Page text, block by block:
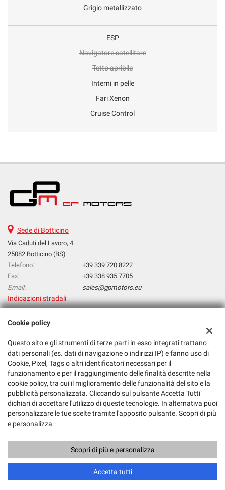
Grigio metallizzato
ESP
Navigatore satellitare
Tetto apribile
Interni in pelle
Fari Xenon
Cruise Control
Sede di Botticino
Via Caduti del Lavoro, 4
25082 Botticino (BS)
Telefono:
+39 339 720 8222
Fax:
+39 338 935 7705
Email:
sales@gpmotors.eu
Indicazioni stradali
Gp Srl Unipersonale
VIA DEL BRENNERO 139/17 - 38121 TRENTO (TN)
C.F/P.IVA: 03209750987
Registro delle imprese: BS
Copyright © 2026 GestionaleAuto.com S.r.l., Tutti i diritti riservati -
Leggi l'informativa sulla privacy-Cookie Policy
GestionaleAuto.com
Cookie policy
Questo sito e gli strumenti di terze parti in esso integrati trattano
dati personali (es. dati di navigazione o indirizzi IP) e fanno uso di
Cookie, Pixel, Tags o altri identificatori necessari per il
funzionamento e per il raggiungimento delle finalità descritte nella
cookie policy, tra cui il miglioramento delle funzionalità del sito e la
pubblicità personalizzata. Cliccando sul pulsante Accetta Tutti
dichiari di accettare l'utilizzo di queste tecnologie. In alternativa puoi
personalizzare le tue scelte tramite l'apposito pulsante. Scopri di più
e personalizza.
Scopri di più e personalizza
Accetta tutti